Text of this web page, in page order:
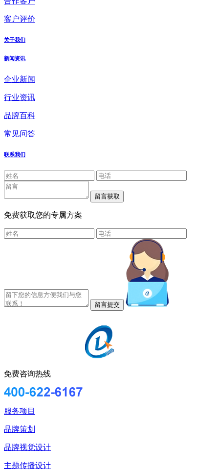
客户评价
关于我们
新闻资讯
企业新闻
行业资讯
品牌百科
常见问答
联系我们
免费获取您的专属方案
免费咨询热线
服务项目
品牌策划
品牌视觉设计
主题传播设计